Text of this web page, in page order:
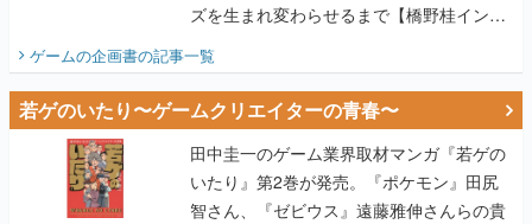
ズを生まれ変わらせるまで【橋野桂インタ
ビュー】
ゲームの企画書の記事一覧
若ゲのいたり〜ゲームクリエイターの青春〜
田中圭一のゲーム業界取材マンガ『若ゲの
いたり』第2巻が発売。『ポケモン』田尻
智さん、『ゼビウス』遠藤雅伸さんらの貴